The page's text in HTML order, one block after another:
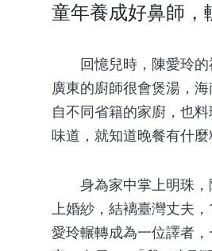
童年養成好鼻師，
回憶兒時，陳愛玲的
廣東的廚師很會煲湯，
自不同省籍的家廚，也
味道，就知道晚餐有什麼
身為家中掌上明珠，
上婚紗，結褵臺灣丈夫
愛玲輾轉成為一位譯者